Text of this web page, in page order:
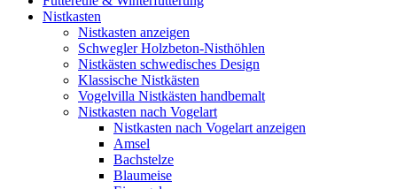
Nistkasten
Nistkasten anzeigen
Schwegler Holzbeton-Nisthöhlen
Nistkästen schwedisches Design
Klassische Nistkästen
Vogelvilla Nistkästen handbemalt
Nistkasten nach Vogelart
Nistkasten nach Vogelart anzeigen
Amsel
Bachstelze
Blaumeise